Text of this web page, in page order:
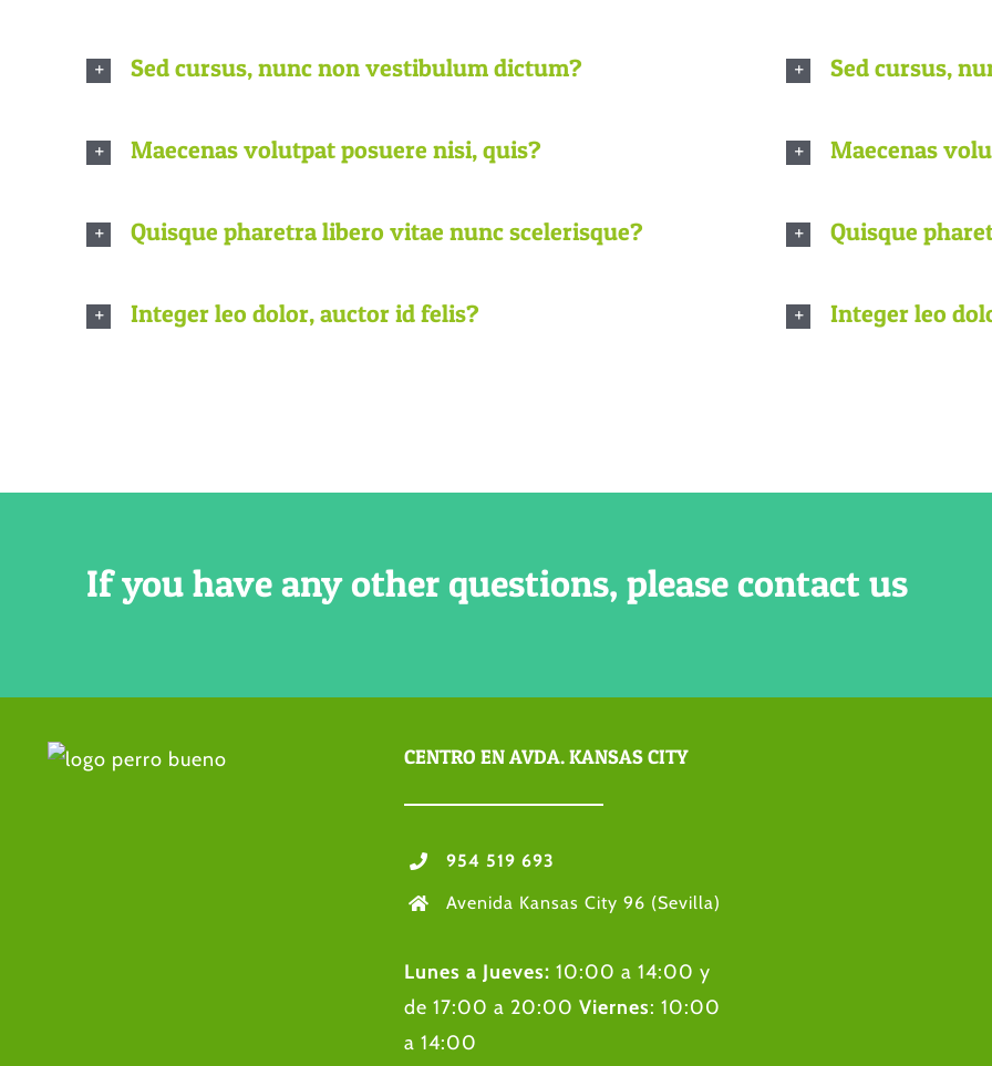
Sed cursus, nunc non vestibulum dictum?
Maecenas volutpat posuere nisi, quis?
Quisque pharetra libero vitae nunc scelerisque?
Integer leo dolor, auctor id felis?
Sed cursus,
Maecenas
Quisque
Integer leo
If you have any other questions, please contact us
CENTRO EN AVDA. KANSAS CITY
954 519 693
Avenida Kansas City 96 (Sevilla)
Lunes a Jueves: 10:00 a 14:00 y
de 17:00 a 20:00 Viernes: 10:00
a 14:00